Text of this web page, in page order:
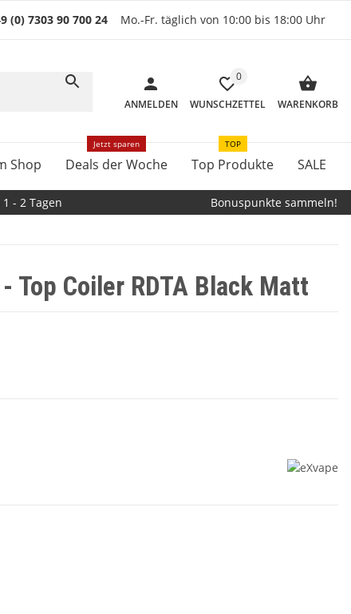
(0) 7303 90 700 24 Mo.-Fr. täglich von 10:00 bis 18:00 Uhr
ANMELDEN
0
WUNSCHZETTEL WARENKORB
Shop Deals der Woche
Jetzt sparen
Top Produkte
TOP
SALE
- 2 Tagen
Bonuspunkte sammeln!
Top Coiler RDTA Black Matt